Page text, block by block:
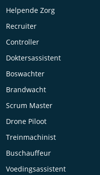
Helpende Zorg
Recruiter
Controller
Doktersassistent
Boswachter
Brandwacht
Scrum Master
Drone Piloot
Treinmachinist
Buschauffeur
Voedingsassistent